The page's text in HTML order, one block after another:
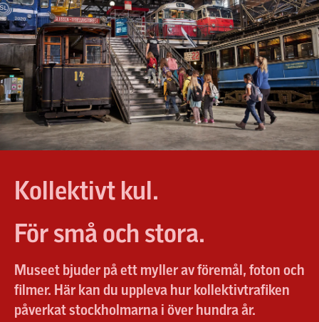
Visningar på museet
Visningar i tunnelbanan
Möte och konferens
Konst på Spårvägsmuseet
Spårvägsmuseets vänförening
Lediga jobb
Kontakta oss
Press och media
Skolprogram
Skolvisning åk F-3
Skolvisning åk 4-6
Skolvisning åk 7-9
Skolvisning gymnasiet
Skolvisning SFI
Samlingar
Biljetter
Kollektivt kul.
För små och stora.
Museet bjuder på ett myller av föremål, foton och
filmer. Här kan du uppleva hur kollektivtrafiken
påverkat stockholmarna i över hundra år.